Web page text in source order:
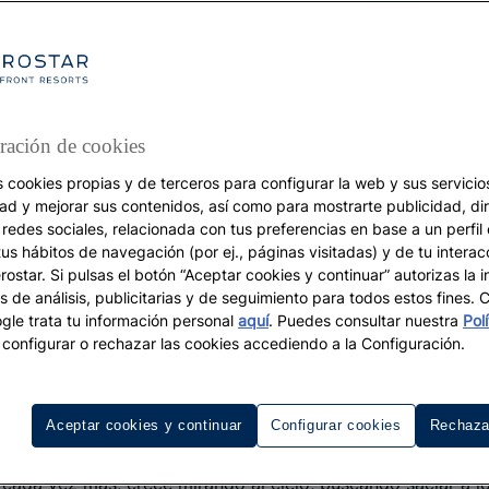
VACACIONES
Hoteles con terraza
era de las
Mucho más que buenas vistas
vez más, crece mirando al cielo, buscando saciar a
de cookies
cookies propias y de terceros para configurar la web y sus
y mejorar sus contenidos, así como para mostrarte publicidad,
sociales, relacionada con tus preferencias en base a un perfil
hábitos de navegación (por ej., páginas visitadas) y de tu
Si pulsas el botón “Aceptar cookies y continuar” autorizas la
de análisis, publicitarias y de seguimiento para todos estos fines.
trata tu información personal aquí. Puedes consultar nuestra
o rechazar las cookies accediendo a la Configuración.
Configurar cookies
Aceptar cookies y continuar